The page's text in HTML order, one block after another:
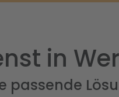
in
passende